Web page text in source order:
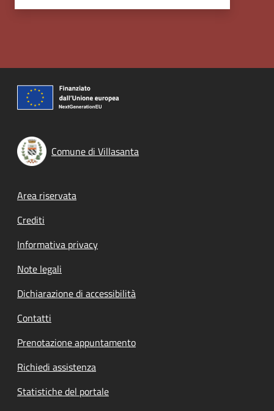
Comune di Villasanta
Footer menu
Area riservata
Crediti
Informativa privacy
Note legali
Dichiarazione di accessibilità
Contatti
Prenotazione appuntamento
Richiedi assistenza
Statistiche del portale